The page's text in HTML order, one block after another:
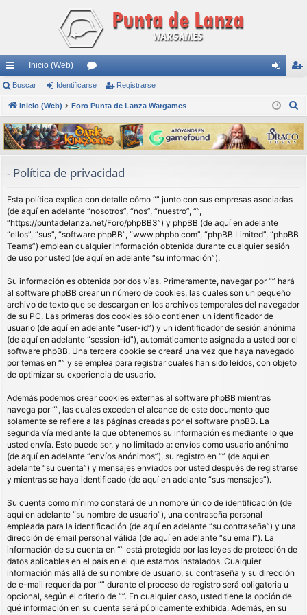
nl
ac
es
rá
s
Inicio (Web)
or
os nti
fic
ar
ist
ra
rs
Buscar Identificarse Registrarse
Inicio (Web) Foro Punta de Lanza Wargames
s
c
- Política de privacidad
Esta política explica con detalle cómo “” junto con sus empresas asociadas
(de aquí en adelante “nosotros”, “nos”, “nuestro”, “”,
“https://puntadelanza.net/Foro/phpBB3”) y phpBB (de aquí en adelante
“ellos”, “sus”, “software phpBB”, “www.phpbb.com”, “phpBB Limited”, “phpBB
Teams”) emplean cualquier información obtenida durante cualquier sesión
de uso por usted (de aquí en adelante “su información”).
Su información es obtenida por dos vías. Primeramente, navegar por “” hará
al software phpBB crear un número de cookies, las cuales son un pequeño
archivo de texto que se descargan en los archivos temporales del navegador
de su PC. Las primeras dos cookies sólo contienen un identificador de
usuario (de aquí en adelante “user-id”) y un identificador de sesión anónima
(de aquí en adelante “session-id”), automáticamente asignada a usted por el
software phpBB. Una tercera cookie se creará una vez que haya navegado
por temas en “” y se emplea para registrar cuales han sido leídos, con objeto
de optimizar su experiencia de usuario.
Además podemos crear cookies externas al software phpBB mientras
navega por “”, las cuales exceden el alcance de este documento que
solamente se refiere a las páginas creadas por el software phpBB. La
segunda vía mediante la que obtenemos su información es mediante lo que
usted envía. Esto puede ser, y no limitado a: envíos como usuario anónimo
(de aquí en adelante “envíos anónimos”), su registro en “” (de aquí en
adelante “su cuenta”) y mensajes enviados por usted después de registrarse
y mientras se haya identificado (de aquí en adelante “sus mensajes”).
Su cuenta como mínimo constará de un nombre único de identificación (de
aquí en adelante “su nombre de usuario”), una contraseña personal
empleada para la identificación (de aquí en adelante “su contraseña”) y una
dirección de email personal válida (de aquí en adelante “su email”). La
información de su cuenta en “” está protegida por las leyes de protección de
datos aplicables en el país en el que estamos instalados. Cualquier
información más allá de su nombre de usuario, su contraseña y su dirección
de e-mail requerida por “” durante el proceso de registro será obligatoria u
opcional, según el criterio de “”. En cualquier caso, usted tiene la opción de
qué información en su cuenta será públicamente exhibida. Además, en su